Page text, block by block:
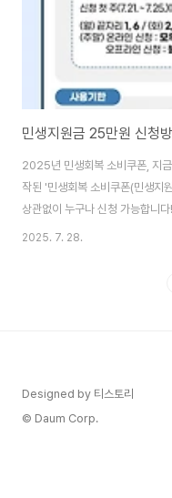
민생지원금 25만원 신청
2025년 민생회복 소비쿠폰, 지
작된 '민생회복 소비쿠폰(민생지
상관없이 누구나 신청 가능합니
사용처, 그리고 소상공인 지원 정
터 지급이 시작되었다는 소식에
2025. 7. 28.
Designed by 티스토리
© Daum Corp.